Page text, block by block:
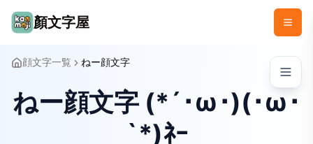
顏文字屋
顔文字一覧 ねー顔文字
ねー顔文字 (*´･ω･)(･ω･
`*)ﾈｰ